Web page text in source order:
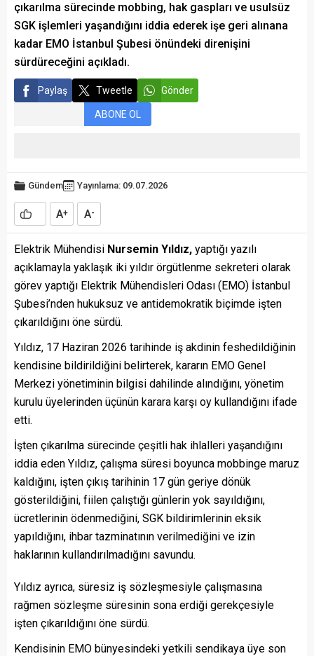
çıkarılma sürecinde mobbing, hak gaspları ve usulsüz
SGK işlemleri yaşandığını iddia ederek işe geri alınana
kadar EMO İstanbul Şubesi önündeki direnişini
sürdüreceğini açıkladı.
Paylaş Tweetle Gönder
ABONE OL
Gündem Yayınlama: 09.07.2026
A+ A-
Elektrik Mühendisi Nursemin Yıldız, yaptığı yazılı
açıklamayla yaklaşık iki yıldır örgütlenme sekreteri olarak
görev yaptığı Elektrik Mühendisleri Odası (EMO) İstanbul
Şubesi’nden hukuksuz ve antidemokratik biçimde işten
çıkarıldığını öne sürdü.
Yıldız, 17 Haziran 2026 tarihinde iş akdinin feshedildiğinin
kendisine bildirildiğini belirterek, kararın EMO Genel
Merkezi yönetiminin bilgisi dahilinde alındığını, yönetim
kurulu üyelerinden üçünün karara karşı oy kullandığını ifade
etti.
İşten çıkarılma sürecinde çeşitli hak ihlalleri yaşandığını
iddia eden Yıldız, çalışma süresi boyunca mobbinge maruz
kaldığını, işten çıkış tarihinin 17 gün geriye dönük
gösterildiğini, fiilen çalıştığı günlerin yok sayıldığını,
ücretlerinin ödenmediğini, SGK bildirimlerinin eksik
yapıldığını, ihbar tazminatının verilmediğini ve izin
haklarının kullandırılmadığını savundu.
Yıldız ayrıca, süresiz iş sözleşmesiyle çalışmasına
rağmen sözleşme süresinin sona erdiği gerekçesiyle
işten çıkarıldığını öne sürdü.
Kendisinin EMO bünyesindeki yetkili sendikaya üye son